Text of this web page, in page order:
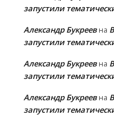
запустили
Александр Букреевна
запустили
Александр Букреевна
запустили
Александр Букреевна
запустили